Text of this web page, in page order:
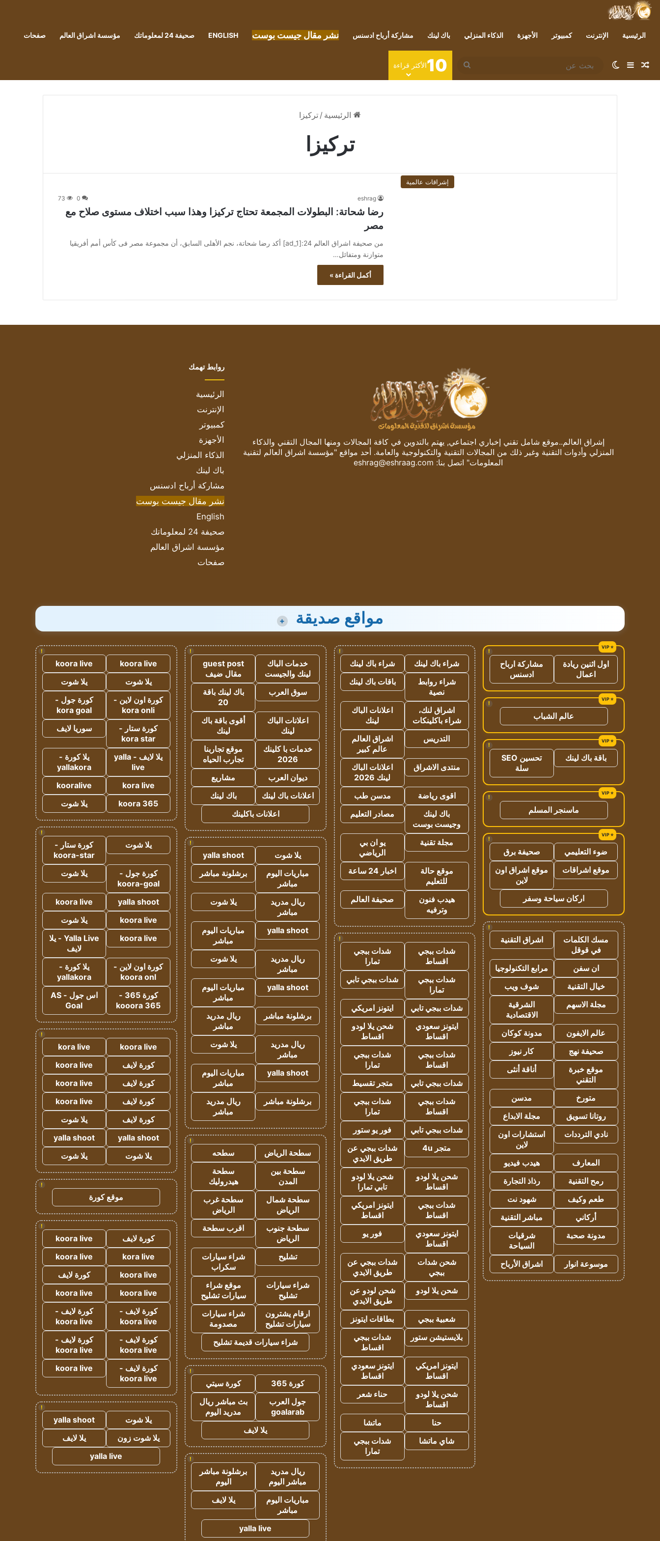
الرئيسية الإنترنت كمبيوتر الأجهزة الذكاء المنزلي باك لينك مشاركة أرباح ادسنس نشر مقال جيست بوست ENGLISH صحيفة 24 لمعلوماتك مؤسسة اشراق العالم صفحات
مقال عشوائي
إضافة عمود جانبي
الوضع المظلم
بحث
عن
10الأكثر قراءة
الرئيسية / تركيزا
تركيزا
إشراقات عالمية
eshrag
0
73
رضا شحاتة: البطولات المجمعة تحتاج تركيزا وهذا سبب اختلاف مستوى صلاح مع
مصر
من صحيفة اشراق العالم 24:[ad_1] أكد رضا شحاتة، نجم الأهلى السابق، أن مجموعة مصر فى كأس أمم أفريقيا
متوازنة ومتفائل…
أكمل القراءة »
إشراق العالم..موقع شامل تقني إخباري اجتماعي, يهتم بالتدوين في كافة المجالات ومنها المجال التقني والذكاء
المنزلي وأدوات التقنية وغير ذلك من المجالات التقنية والتكنولوجية والعامة. أحد مواقع "مؤسسة اشراق العالم لتقنية
المعلومات" اتصل بنا: eshrag@eshraag.com
روابط تهمك
الرئيسية
الإنترنت
كمبيوتر
الأجهزة
الذكاء المنزلي
باك لينك
مشاركة أرباح ادسنس
نشر مقال جيست بوست
English
صحيفة 24 لمعلوماتك
مؤسسة اشراق العالم
صفحات
مواقع صديقة +
!
اول اثنين ريادة
اعمال
مشاركة ارباح
ادسنس
!
عالم الشباب
!
باقة باك لينك
تحسين SEO
سلة
!
ماسنجر المسلم
!
ضوء التعليمي
صحيفة برق
موقع اشراقات
موقع اشراق اون
لاين
اركان سياحة وسفر
!
مسك الكلمات
في قوقل
اشراق التقنية
ان سفن
مرابع التكنولوجيا
خيال التقنية
شوف ويب
مجلة الاسهم
الشرقية
الاقتصادية
عالم الايفون
مدونة كوكان
صحيفة نهج
كار نيوز
موقع خبرة
التقني
أناقة أنثى
متورخ
مدسن
روتانا تسويق
مجلة الابداع
نادي الترددات
استشارات اون
لاين
المعارف
هيدب فيديو
رمح التقنية
رذاذ التجارة
طعم وكيف
شهود نت
أركاني
مباشر التقنية
مدونة صحبة
شرقيات
السياحة
موسوعة انوار
اشراق الأرباح
!
شراء باك لينك
شراء باك لينك
شراء روابط
نصية
باقات باك لينك
اشراق لنك،
شراء باكلينكات
اعلانات الباك
لينك
التدريس
اشراق العالم
عالم كبير
منتدى الاشراق
اعلانات الباك
لينك 2026
اقوى رياضة
مدسن طب
باك لينك
وجيست بوست
مصادر التعليم
مجلة تقنية
يو ان بي
الرياضي
موقع حالة
للتعليم
اخبار 24 ساعة
هيدب فنون
وترفيه
صحيفة العالم
!
شدات ببجي
اقساط
شدات ببجي
تمارا
شدات ببجي
تمارا
شدات ببجي تابي
شدات ببجي تابي
ايتونز امريكي
ايتونز سعودي
اقساط
شحن يلا لودو
اقساط
شدات ببجي
اقساط
شدات ببجي
تمارا
شدات ببجي تابي
متجر تقسيط
شدات ببجي
اقساط
شدات ببجي
تمارا
شدات ببجي تابي
فور يو ستور
متجر 4u
شدات ببجي عن
طريق الايدي
شحن يلا لودو
اقساط
شحن يلا لودو
تابي تمارا
شدات ببجي
اقساط
ايتونز امريكي
اقساط
ايتونز سعودي
اقساط
فور يو
شحن شدات
ببجي
شدات ببجي عن
طريق الايدي
شحن يلا لودو
شحن لودو عن
طريق الايدي
شعبية ببجي
بطاقات ايتونز
بلايستيشن ستور
شدات ببجي
اقساط
ايتونز امريكي
اقساط
ايتونز سعودي
اقساط
شحن يلا لودو
اقساط
حناء شعر
حنا
ماتشا
شاي ماتشا
شدات ببجي
تمارا
!
خدمات الباك
لينك والجيست
guest post
مقال ضيف
سوق العرب
باك لينك باقة
20
اعلانات الباك
لينك
أقوى باقة باك
لينك
خدمات با كلينك
2026
موقع تجاربنا
تجارب الحياه
ديوان العرب
مشاريع
اعلانات باك لينك
باك لينك
اعلانات باكلينك
!
يلا شوت
yalla shoot
مباريات اليوم
مباشر
برشلونة مباشر
ريال مدريد
مباشر
يلا شوت
yalla shoot
مباريات اليوم
مباشر
ريال مدريد
مباشر
يلا شوت
yalla shoot
مباريات اليوم
مباشر
برشلونة مباشر
ريال مدريد
مباشر
ريال مدريد
مباشر
يلا شوت
yalla shoot
مباريات اليوم
مباشر
برشلونة مباشر
ريال مدريد
مباشر
!
سطحة الرياض
سطحه
سطحة بين
المدن
سطحة
هيدروليك
سطحة شمال
الرياض
سطحة غرب
الرياض
سطحة جنوب
الرياض
اقرب سطحة
تشليح
شراء سيارات
سكراب
شراء سيارات
تشليح
موقع شراء
سيارات تشليح
ارقام يشترون
سيارات تشليح
شراء سيارات
مصدومة
شراء سيارات قديمة تشليح
!
كورة 365
كورة سيتي
جول العرب
goalarab
بث مباشر ريال
مدريد اليوم
يلا لايف
!
ريال مدريد
مباشر اليوم
برشلونة مباشر
اليوم
مباريات اليوم
مباشر
يلا لايف
yalla live
!
koora live
koora live
يلا شوت
يلا شوت
كورة اون لاين -
kora onli
كورة جول -
kora goal
كورة ستار -
kora star
سوريا لايف
يلا لايف - yalla
live
يلا كورة -
yallakora
kora live
kooralive
koora 365
يلا شوت
!
يلا شوت
كورة ستار -
koora-star
كورة جول -
koora-goal
يلا شوت
yalla shoot
koora live
koora live
يلا شوت
koora live
Yalla Live - يلا
لايف
كورة اون لاين -
koora onl
يلا كورة -
yallakora
كورة 365 -
kooora 365
اس جول - AS
Goal
!
koora live
kora live
كورة لايف
koora live
كورة لايف
koora live
كورة لايف
koora live
كورة لايف
يلا شوت
yalla shoot
yalla shoot
يلا شوت
يلا شوت
!
موقع كورة
!
كورة لايف
koora live
kora live
koora live
koora live
كورة لايف
koora live
koora live
كورة لايف -
koora live
كورة لايف -
koora live
كورة لايف -
koora live
كورة لايف -
koora live
كورة لايف -
koora live
koora live
!
يلا شوت
yalla shoot
يلا شوت زون
يلا لايف
yalla live